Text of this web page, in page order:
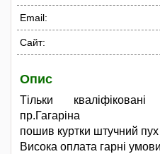
Email:
Сайт:
Опис
Тільки
пр.Гагаріна
пошив куртки штучний
Висока оплата гарні